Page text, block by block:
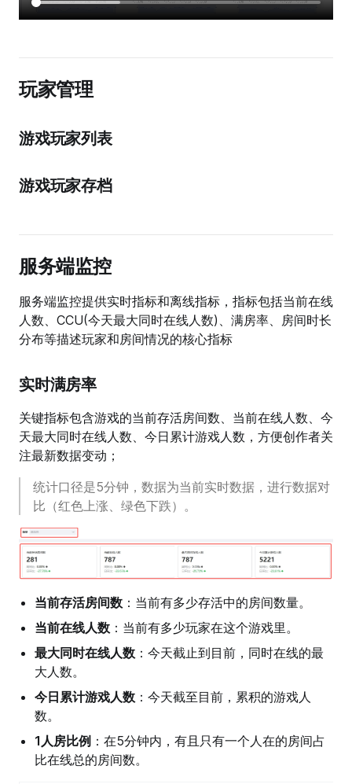
玩家管理
游戏玩家列表
游戏玩家存档
服务端监控
服务端监控提供实时指标和离线指标，指标包括当前在线
人数、CCU(今天最大同时在线人数)、满房率、房间时长
分布等描述玩家和房间情况的核心指标
实时满房率
关键指标包含游戏的当前存活房间数、当前在线人数、今
天最大同时在线人数、今日累计游戏人数，方便创作者关
注最新数据变动；
统计口径是5分钟，数据为当前实时数据，进行数据对
比（红色上涨、绿色下跌）。
当前存活房间数 ：当前有多少存活中的房间数量。
当前在线人数 ：当前有多少玩家在这个游戏里。
最大同时在线人数 ：今天截止到目前，同时在线的最
大人数。
今日累计游戏人数 ：今天截至目前，累积的游戏人
数。
1人房比例 ：在5分钟内，有且只有一个人在的房间占
比在线总的房间数。